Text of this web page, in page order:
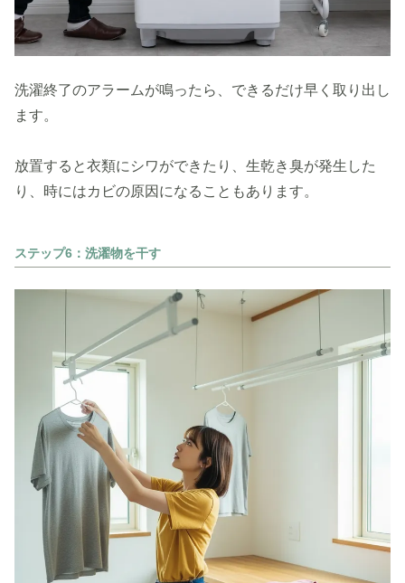
洗濯終了のアラームが鳴ったら、できるだけ早く取り出し
ます。
放置すると衣類にシワができたり、生乾き臭が発生した
り、時にはカビの原因になることもあります。
ステップ6：洗濯物を干す